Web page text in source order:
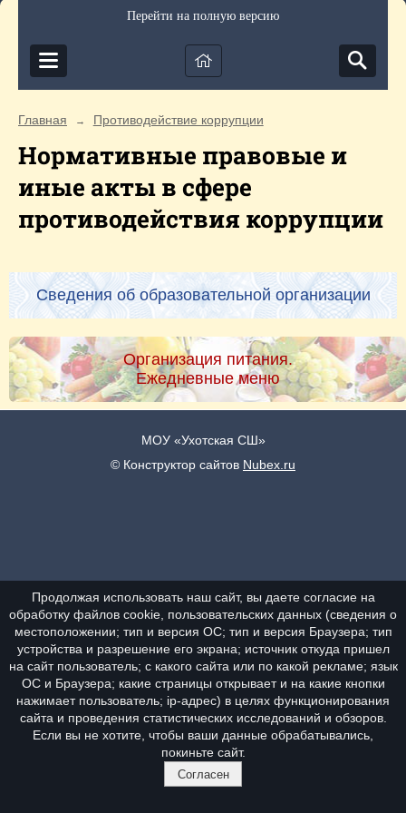
Перейти на полную версию
Главная → Противодействие коррупции
Нормативные правовые и
иные акты в сфере
противодействия коррупции
Сведения об образовательной организации
Организация питания.
Ежедневные меню
МОУ «Ухотская СШ»
© Конструктор сайтов Nubex.ru
Продолжая использовать наш сайт, вы даете согласие на
обработку файлов cookie, пользовательских данных (сведения о
местоположении; тип и версия ОС; тип и версия Браузера; тип
устройства и разрешение его экрана; источник откуда пришел
на сайт пользователь; с какого сайта или по какой рекламе; язык
ОС и Браузера; какие страницы открывает и на какие кнопки
нажимает пользователь; ip-адрес) в целях функционирования
сайта и проведения статистических исследований и обзоров.
Если вы не хотите, чтобы ваши данные обрабатывались,
покиньте сайт.
Согласен